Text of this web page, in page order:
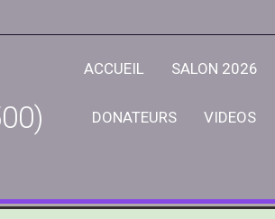
ACCUEIL SALON 2026
DONATEURS VIDEOS